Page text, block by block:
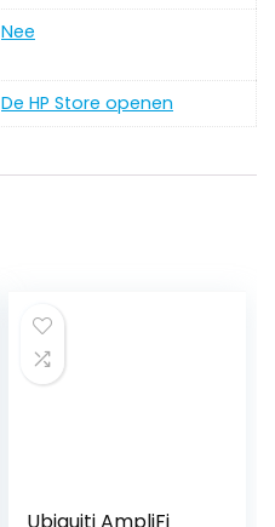
‎Nee
De HP Store openen